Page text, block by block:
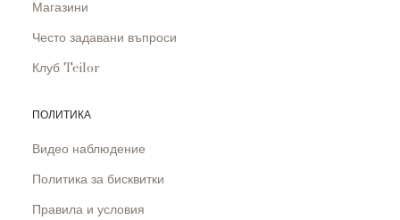
Магазини
Често задавани въпроси
Клуб Teilor
ПОЛИТИКА
Видео наблюдение
Политика за бисквитки
Правила и условия